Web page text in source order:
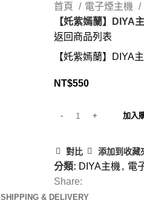
首頁 電子煙主機
【奼紫嫣蘭】DIYA
返回商品列表
【奼紫嫣蘭】DIYA
NT$550
加入
對比 添加到收藏
分類: DIYA主機 , 電
Share:
SHIPPING & DELIVERY